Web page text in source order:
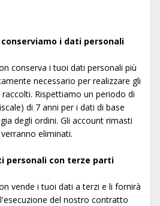
i dati personali
conserva i tuoi dati personali più
necessario per realizzare gli
Rispettiamo un periodo di
di 7 anni per i dati di base
degli ordini. Gli account rimasti
eliminati.
personali con terze parti
vende i tuoi dati a terzi e li fornirà
del nostro contratto